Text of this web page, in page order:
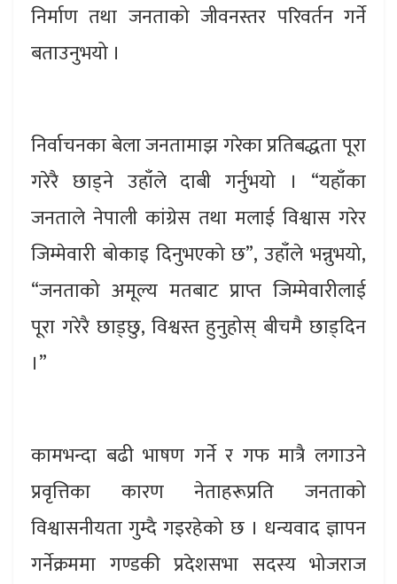
निर्माण तथा जनताको जीवनस्तर परिवर्तन गर्ने
बताउनुभयो ।
निर्वाचनका बेला जनतामाझ गरेका प्रतिबद्धता पूरा
गरेरै छाड्ने उहाँले दाबी गर्नुभयो । “यहाँका
जनताले नेपाली कांग्रेस तथा मलाई विश्वास गरेर
जिम्मेवारी बोकाइ दिनुभएको छ”, उहाँले भन्नुभयो,
“जनताको अमूल्य मतबाट प्राप्त जिम्मेवारीलाई
पूरा गरेरै छाड्छु, विश्वस्त हुनुहोस् बीचमै छाड्दिन
।”
कामभन्दा बढी भाषण गर्ने र गफ मात्रै लगाउने
प्रवृत्तिका कारण नेताहरूप्रति जनताको
विश्वासनीयता गुम्दै गइरहेको छ । धन्यवाद ज्ञापन
गर्नेक्रममा गण्डकी प्रदेशसभा सदस्य भोजराज